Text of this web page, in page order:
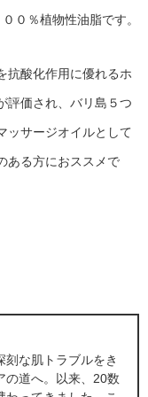
０％植物性油脂です。
抗酸化作用に優れるホ
評価され、バリ島５つ
ッサージオイルとして
ある方におススメで
刻な肌トラブルをき
の道へ。以来、20数